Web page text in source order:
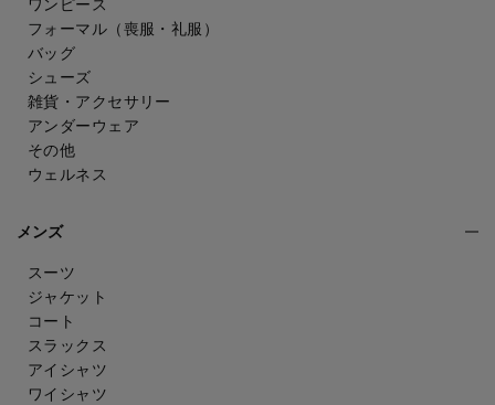
ワンピース
フォーマル（喪服・礼服）
バッグ
シューズ
雑貨・アクセサリー
アンダーウェア
その他
ウェルネス
メンズ
スーツ
ジャケット
コート
スラックス
アイシャツ
ワイシャツ